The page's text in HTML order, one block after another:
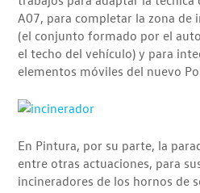
A07, para completar la zona de
(el conjunto formado por el
el techo del vehículo) y para
elementos móviles del nuevo
En Pintura, por su parte, la
entre otras actuaciones, para
incineradores de los hornos de